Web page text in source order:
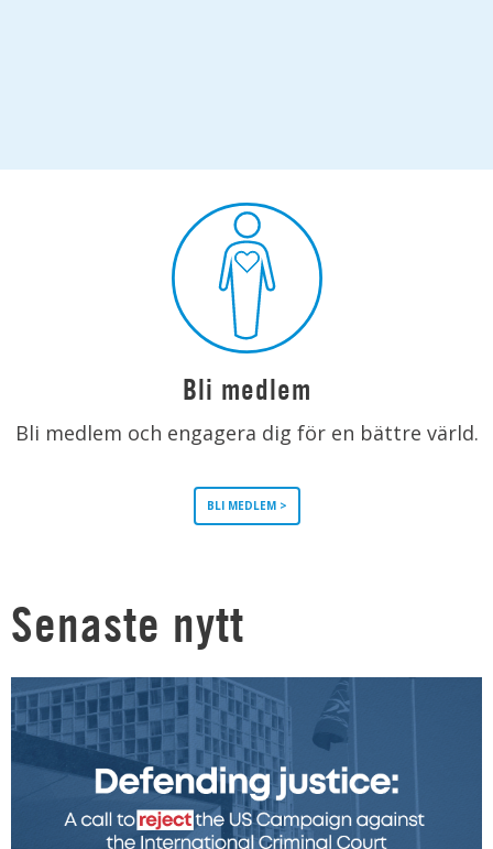
Bli medlem
Bli medlem och engagera dig för en bättre värld.
BLI MEDLEM >
Senaste nytt